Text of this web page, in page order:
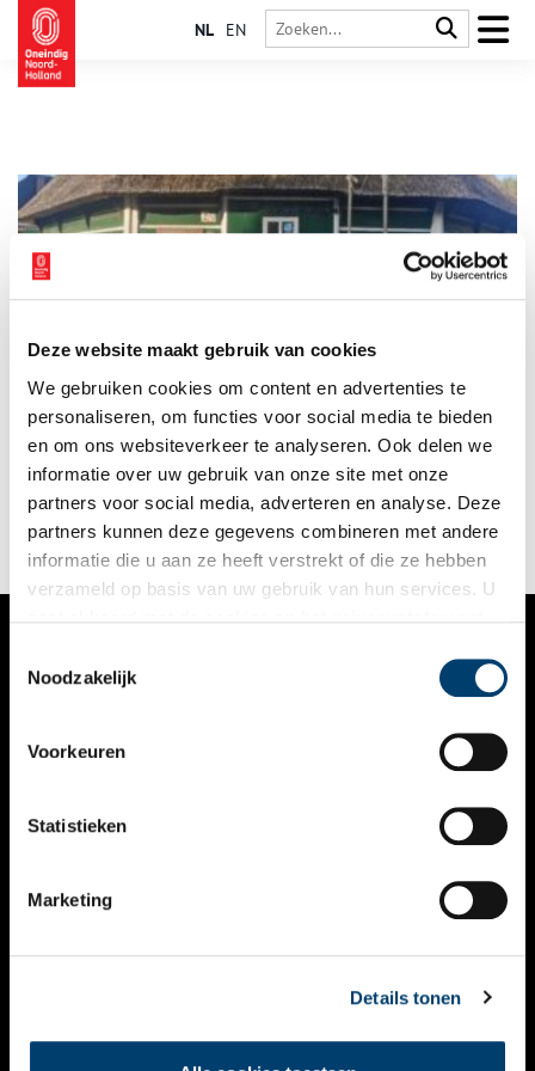
Deze website maakt gebruik van cookies
We gebruiken cookies om content en advertenties te
personaliseren, om functies voor social media te bieden
en om ons websiteverkeer te analyseren. Ook delen we
informatie over uw gebruik van onze site met onze
partners voor social media, adverteren en analyse. Deze
partners kunnen deze gegevens combineren met andere
informatie die u aan ze heeft verstrekt of die ze hebben
verzameld op basis van uw gebruik van hun services. U
Noodzakelijk
Voorkeuren
Statistieken
Marketing
Details tonen
NL EN
Waar de molen van Laren vroeger eenzaam tussen de
wuivende korenvelden stond, is hij inmiddels aan alle kanten
ingebouwd door woonwijken. Maar draaien kan hij nog steeds
en dankzij een aantal restauraties is de 300 jaar oude molen
niet meer uit het dorpsgezicht weg te denken. Tijdens de
jaarlijkse Sint Jansprocessie door Laren kijkt de Sint Jansvlag
nog altijd vanaf de hoogste wiektop over het dorp uit.
VERHALEN
KALENDER
THEMA’S
VIDEO’S
CONTACT